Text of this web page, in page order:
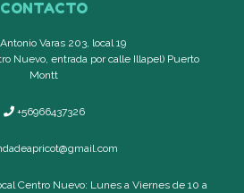
CONTACTO
Varas 203, local 19
Nuevo, entrada por calle Illapel) Puerto
Montt
+56966437326
Centro Nuevo: Lunes a Viernes de 10 a